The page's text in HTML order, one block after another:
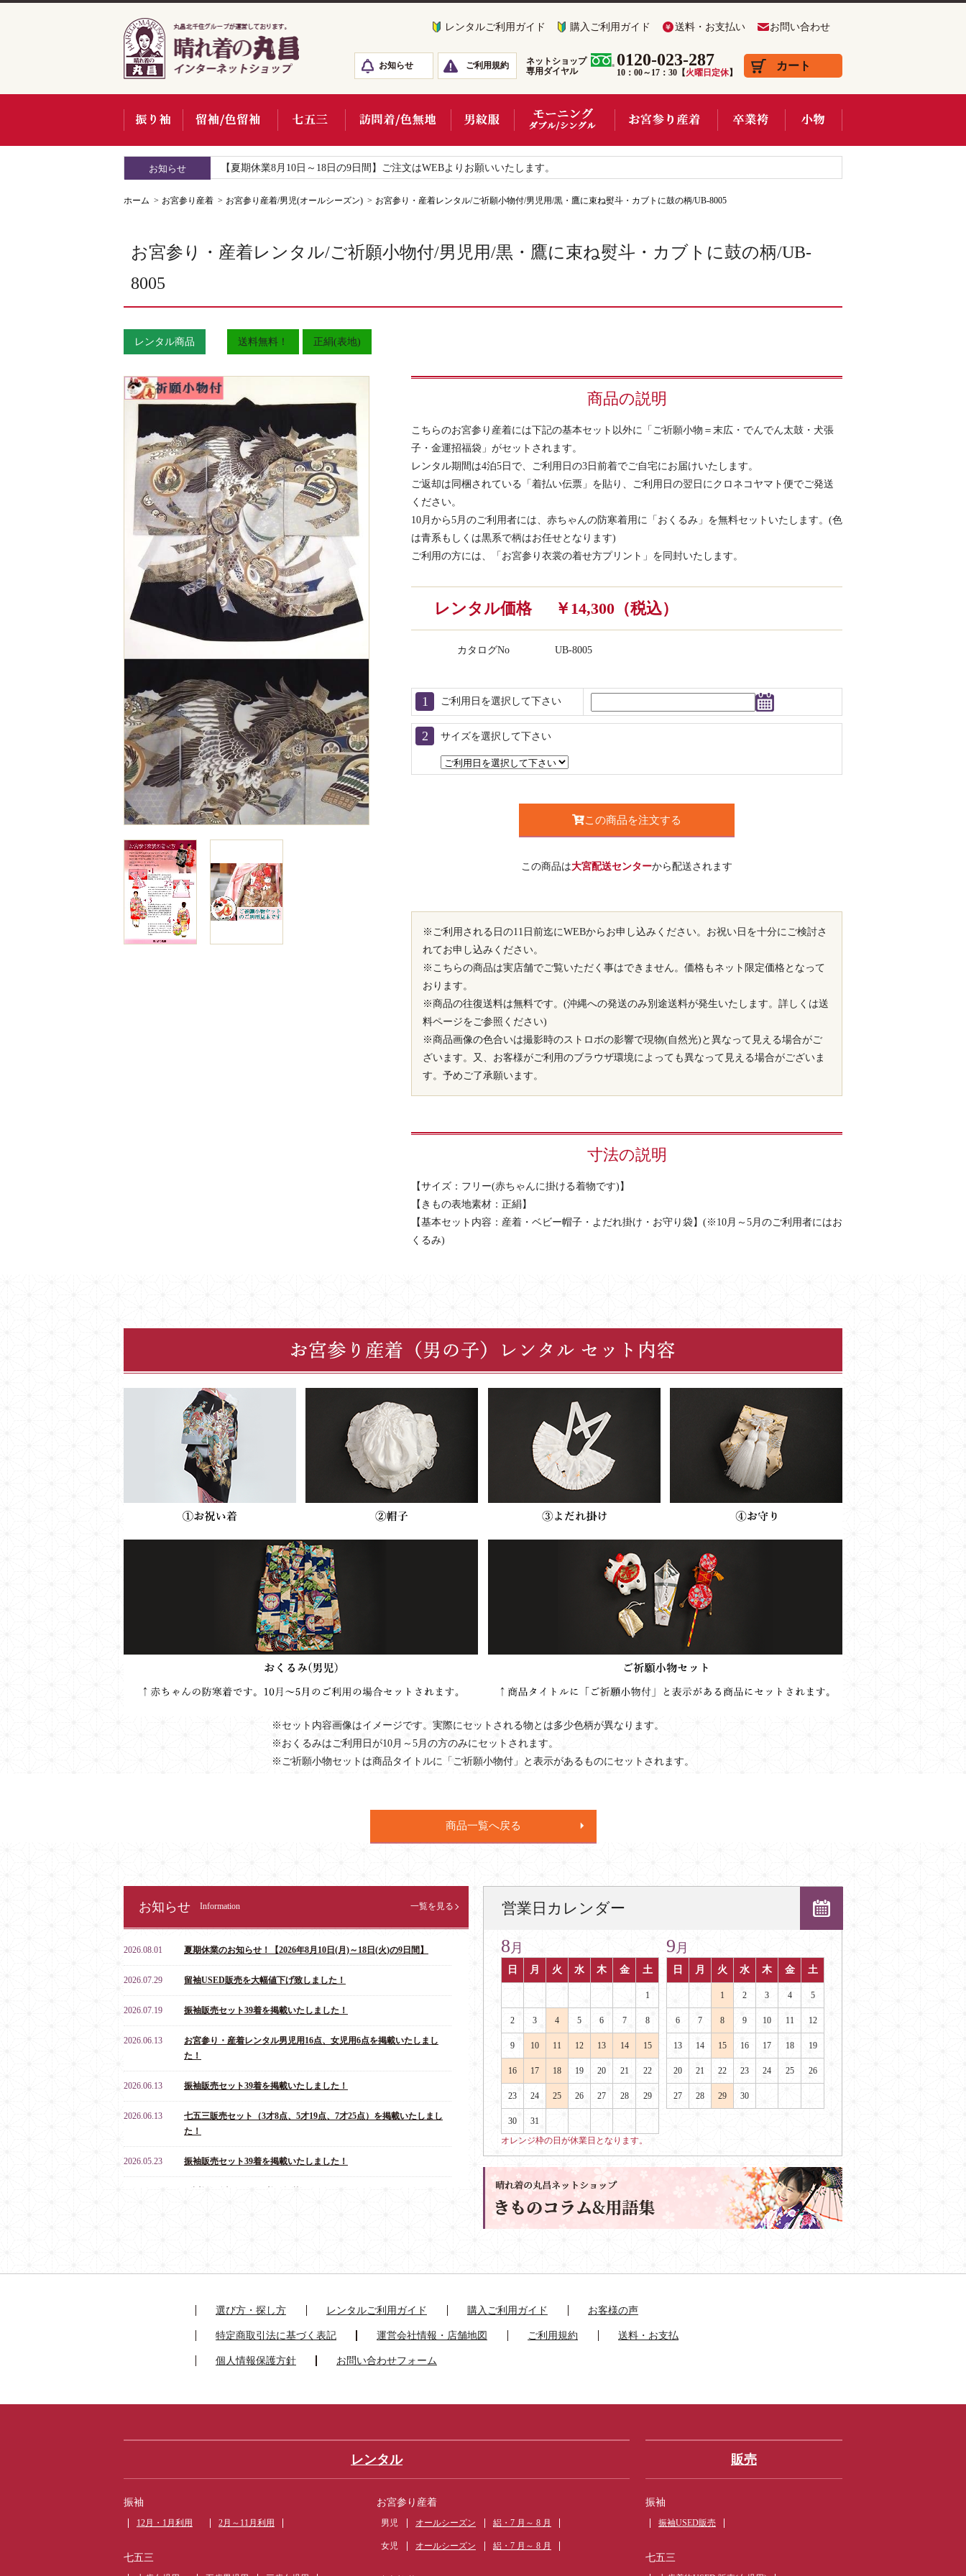
レンタルご利用ガイド 購入ご利用ガイド 送料・お支払い お問い合わせ
お知らせ ご利用規約
ネットショップ
専用ダイヤル
0120-023-287
10：00～17：30【火曜日定休】
カート
お知らせ 【夏期休業8月10日～18日の9日間】ご注文はWEBよりお願いいたします。
ホーム お宮参り産着 お宮参り産着/男児(オールシーズン) お宮参り・産着レンタル/ご祈願小物付/男児用/黒・鷹に束ね熨斗・カブトに鼓の柄/UB-8005
お宮参り・産着レンタル/ご祈願小物付/男児用/黒・鷹に束ね熨斗・カブトに鼓の柄/UB-
8005
レンタル商品 送料無料！ 正絹(表地)
商品の説明
こちらのお宮参り産着には下記の基本セット以外に「ご祈願小物＝末広・でんでん太鼓・犬張
子・金運招福袋」がセットされます。
レンタル期間は4泊5日で、ご利用日の3日前着でご自宅にお届けいたします。
ご返却は同梱されている「着払い伝票」を貼り、ご利用日の翌日にクロネコヤマト便でご発送
ください。
10月から5月のご利用者には、赤ちゃんの防寒着用に「おくるみ」を無料セットいたします。(色
は青系もしくは黒系で柄はお任せとなります)
ご利用の方には、「お宮参り衣裳の着せ方プリント」を同封いたします。
レンタル価格 ￥14,300（税込）
カタログNo UB-8005
ご利用日を選択して下さい
サイズを選択して下さい
この商品を注文する
この商品は大宮配送センターから配送されます
※ご利用される日の11日前迄にWEBからお申し込みください。お祝い日を十分にご検討さ
れてお申し込みください。
※こちらの商品は実店舗でご覧いただく事はできません。価格もネット限定価格となって
おります。
※商品の往復送料は無料です。(沖縄への発送のみ別途送料が発生いたします。詳しくは送
料ページをご参照ください)
※商品画像の色合いは撮影時のストロボの影響で現物(自然光)と異なって見える場合がご
ざいます。又、お客様がご利用のブラウザ環境によっても異なって見える場合がございま
す。予めご了承願います。
寸法の説明
【サイズ：フリー(赤ちゃんに掛ける着物です)】
【きもの表地素材：正絹】
【基本セット内容：産着・ベビー帽子・よだれ掛け・お守り袋】(※10月～5月のご利用者にはお
くるみ)
※セット内容画像はイメージです。実際にセットされる物とは多少色柄が異なります。
※おくるみはご利用日が10月～5月の方のみにセットされます。
※ご祈願小物セットは商品タイトルに「ご祈願小物付」と表示があるものにセットされます。
商品一覧へ戻る
営業日カレンダー
8 月
日 月 火 水 木 金 土
1
2 3 4 5 6 7 8
9 10 11 12 13 14 15
16 17 18 19 20 21 22
23 24 25 26 27 28 29
30
31
オレンジ枠の日が休業日となります。
9 月
日 月 火 水 木 金 土
1 2 3 4 5
6 7 8 9 10 11 12
13 14 15 16 17 18 19
20 21 22 23 24 25 26
27 28 29 30
お知らせ Information 一覧を見る
2026.08.01 夏期休業のお知らせ！【2026年8月10日(月)～18日(火)の9日間】
2026.07.29 留袖USED販売を大幅値下げ致しました！
2026.07.19 振袖販売セット39着を掲載いたしました！
2026.06.13
お宮参り・産着レンタル男児用16点、女児用6点を掲載いたしまし
た！
2026.06.13 振袖販売セット39着を掲載いたしました！
2026.06.13
七五三販売セット（3才8点、5才19点、7才25点）を掲載いたしまし
た！
2026.05.23 振袖販売セット39着を掲載いたしました！
選び方・探し方 レンタルご利用ガイド 購入ご利用ガイド お客様の声
特定商取引法に基づく表記 運営会社情報・店舗地図 ご利用規約 送料・お支払
個人情報保護方針 お問い合わせフォーム
レンタル
振袖
12月・1月利用 2月～11月利用
七五三
お宮参り産着
男児 オールシーズン 絽・7 月～ 8 月
女児 オールシーズン 絽・7 月～ 8 月
販売
振袖
振袖USED販売
七五三